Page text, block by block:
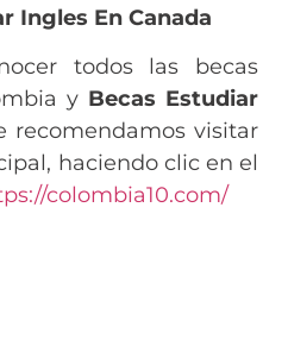
Ingles En Canada
todos las becas
y Becas Estudiar
recomendamos visitar
haciendo clic en el
colombia10.com/